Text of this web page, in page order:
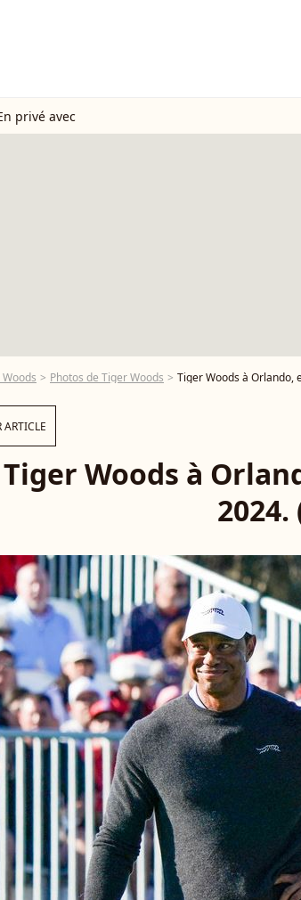
privé avec
Photos de Tiger Woods Tiger Woods à Orlando,
ARTICLE
Tiger Woods à